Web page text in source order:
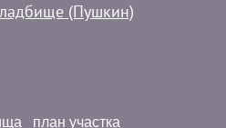
(Пушкин)
план участка